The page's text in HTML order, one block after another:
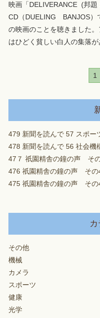
映画「DELIVERANCE (邦題
CD（DUELING BANJOS）
の映画のことを聴きました
はひどく貧しい白人の集落が
1
479 新聞を読んで 57 スポー
478 新聞を読んで 56 社会機
47７ 祇園精舎の鐘の声 そ
476 祇園精舎の鐘の声 その
475 祇園精舎の鐘の声 その
その他
機械
カメラ
スポーツ
健康
光学